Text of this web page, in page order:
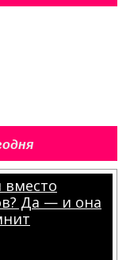
вместо
Да — и она